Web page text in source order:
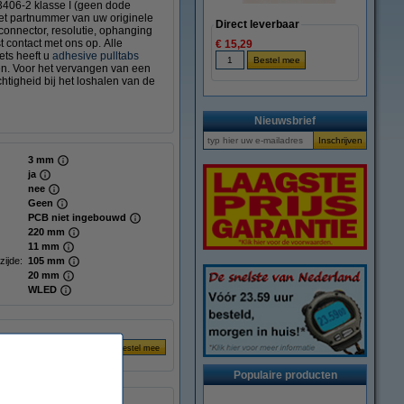
2 klasse I (geen dode
partnummer van uw originele
resolutie, ophanging
contact met ons op. Alle
heeft u adhesive pulltabs
Voor het vervangen van een
bij het loshalen van de
3 mm
ja
nee
Geen
PCB niet ingebouwd
220 mm
11 mm
105 mm
20 mm
WLED
Direct leverbaar
€ 15,29
Nieuwsbrief
Populaire producten